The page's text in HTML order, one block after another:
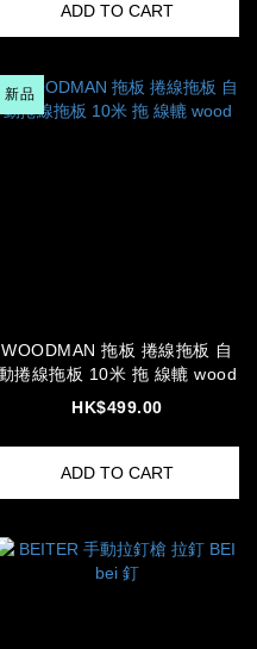
ADD TO CART
新品
WOODMAN 拖板 捲線拖板 自
動捲線拖板 10米 拖 線轆 wood
HK$499.00
ADD TO CART